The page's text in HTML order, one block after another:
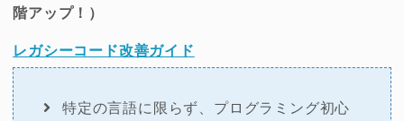
階アップ！）
レガシーコード改善ガイド
特定の言語に限らず、プログラミング初心